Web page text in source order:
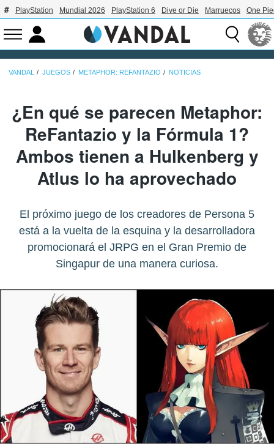
PlayStation Mundial 2026 PlayStation 6 Dive or Die Marruecos One
VANDAL JUEGOS METAPHOR: REFANTAZIO NOTICIAS
¿En qué se parecen Metaphor:
ReFantazio y la Fórmula 1?
Ambos tienen a Hulkenberg y
Atlus lo ha aprovechado
El próximo juego de los creadores de Persona 5
está a la vuelta de la esquina y la desarrolladora
promocionará el JRPG en el Gran Premio de
Singapur de una manera curiosa.